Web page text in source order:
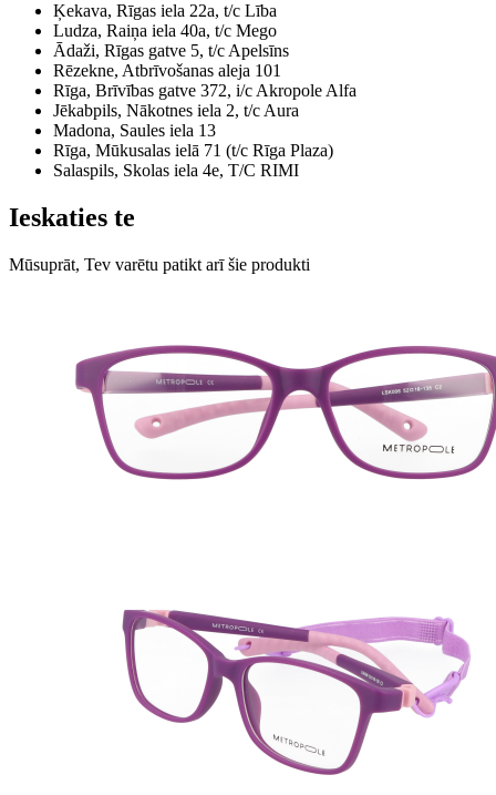
Ķekava, Rīgas iela 22a, t/c Lība
Ludza, Raiņa iela 40a, t/c Mego
Ādaži, Rīgas gatve 5, t/c Apelsīns
Rēzekne, Atbrīvošanas aleja 101
Rīga, Brīvības gatve 372, i/c Akropole Alfa
Jēkabpils, Nākotnes iela 2, t/c Aura
Madona, Saules iela 13
Rīga, Mūkusalas ielā 71 (t/c Rīga Plaza)
Salaspils, Skolas iela 4e, T/C RIMI
Ieskaties te
Mūsuprāt, Tev varētu patikt arī šie produkti